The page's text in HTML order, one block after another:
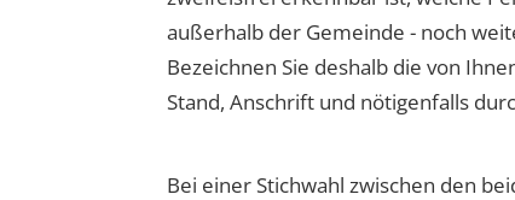
außerhalb der Gemeinde - noch
Bezeichnen Sie deshalb die von
Stand, Anschrift und nötigenfalls
Bei einer Stichwahl zwischen den